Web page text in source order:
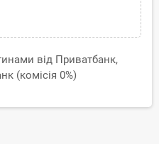
від Приватбанк,
(комісія 0%)